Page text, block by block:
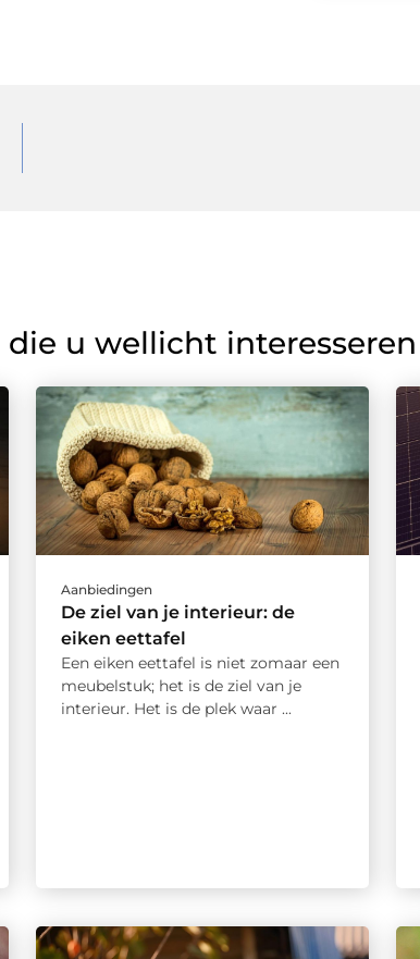
die u wellicht interesseren
Aanbiedingen
De ziel van je interieur: de
eiken eettafel
Een eiken eettafel is niet zomaar een
meubelstuk; het is de ziel van je
interieur. Het is de plek waar ...